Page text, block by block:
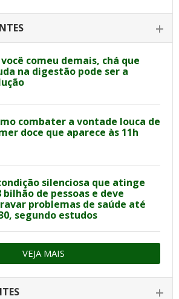
você comeu demais, chá que
na digestão pode ser a
combater a vontade louca de
doce que aparece às 11h
silenciosa que atinge
bilhão de pessoas e deve
problemas de saúde até
segundo estudos
VEJA MAIS